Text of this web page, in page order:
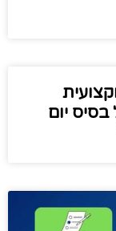
בסיס יום